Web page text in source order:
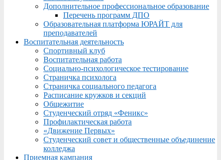
Дополнительное профессиональное образование
Перечень программ ДПО
Образовательная платформа ЮРАЙТ для
преподавателей
Воспитательная деятельность
Спортивный клуб
Воспитательная работа
Социально-психологическое тестирование
Страничка психолога
Страничка социального педагога
Расписание кружков и секций
Общежитие
Студенческий отряд «Феникс»
Профилактическая работа
«Движение Первых»
Студенческий совет и общественные объединение
колледжа
Приемная кампания